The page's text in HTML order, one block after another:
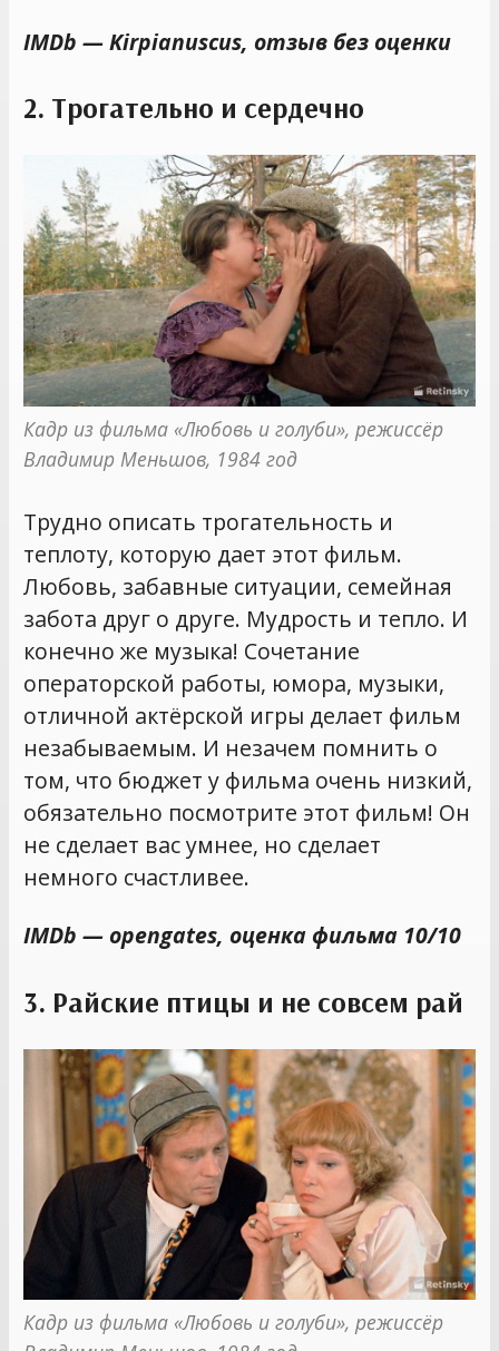
IMDb — Kirpianuscus, отзыв без оценки
2. Трогательно и сердечно
Кадр из фильма «Любовь и голуби», режиссёр
Владимир Меньшов, 1984 год
Трудно описать трогательность и
теплоту, которую дает этот фильм.
Любовь, забавные ситуации, семейная
забота друг о друге. Мудрость и тепло. И
конечно же музыка! Сочетание
операторской работы, юмора, музыки,
отличной актёрской игры делает фильм
незабываемым. И незачем помнить о
том, что бюджет у фильма очень низкий,
обязательно посмотрите этот фильм! Он
не сделает вас умнее, но сделает
немного счастливее.
IMDb — opengates, оценка фильма 10/10
3. Райские птицы и не совсем рай
Кадр из фильма «Любовь и голуби», режиссёр